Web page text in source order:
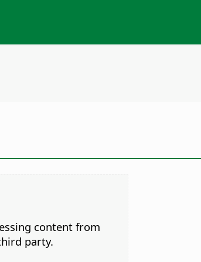
content from
party.